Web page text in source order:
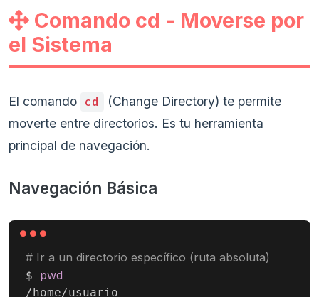
Comando cd - Moverse por
el Sistema
El comando cd
(Change Directory) te permite
moverte entre directorios. Es tu herramienta
principal de navegación.
Navegación Básica
# Ir a un directorio específico (ruta absoluta)
$ pwd
/home/usuario